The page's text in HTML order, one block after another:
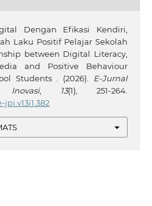
Dengan Efikasi Kendiri,
Laku Positif Pelajar Sekolah
between Digital Literacy,
and Positive Behaviour
Students . (2026). E-Jurnal
, 13(1), 251-264.